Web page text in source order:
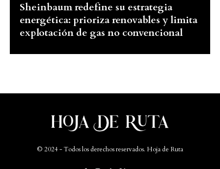
Sheinbaum redefine su estrategia
energética: prioriza renovables y limita
explotación de gas no convencional
© 2024 - Todos los derechos reservados. Hoja de Ruta